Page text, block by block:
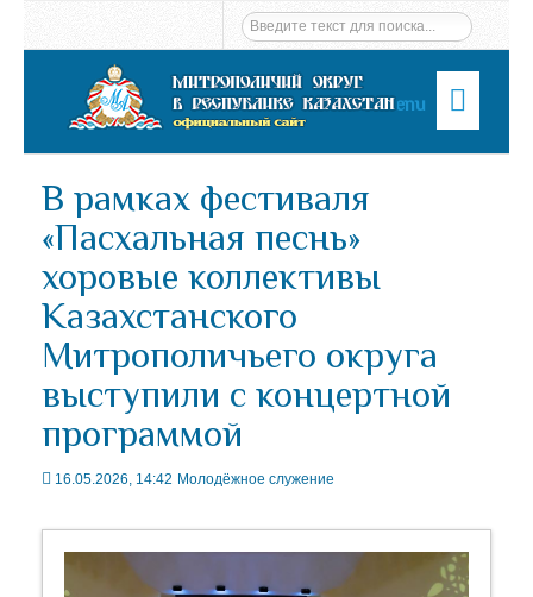
Menu
В рамках фестиваля
«Пасхальная песнь»
хоровые коллективы
Казахстанского
Митрополичьего округа
выступили с концертной
программой
16.05.2026, 14:42 Молодёжное служение